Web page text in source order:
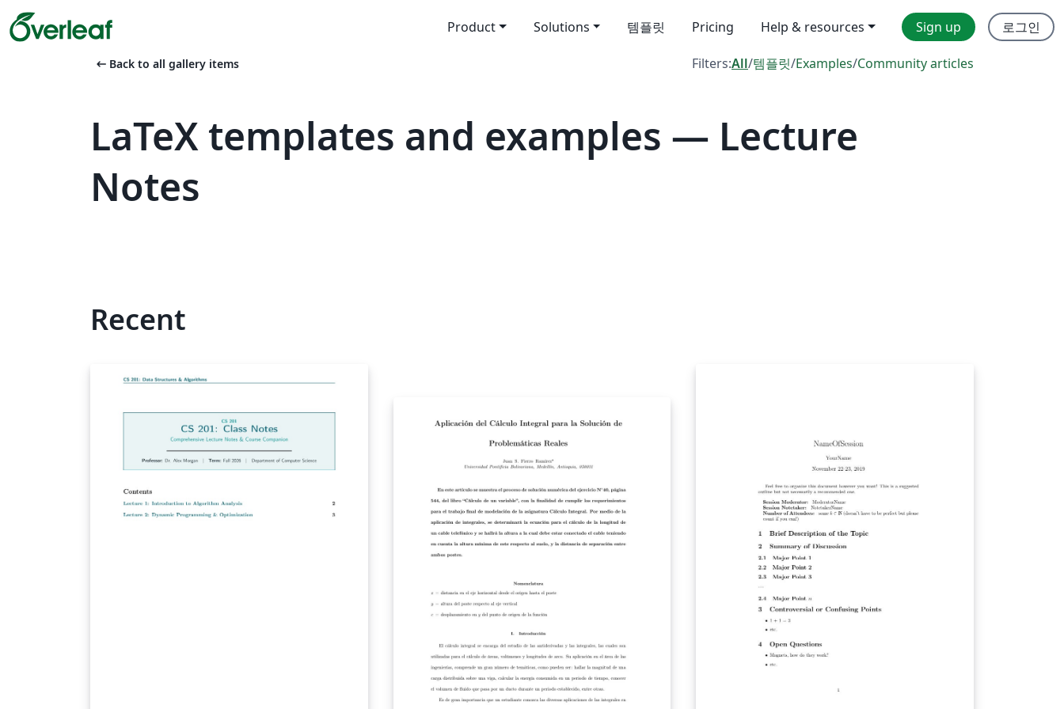
Product Solutions 템플릿 Pricing Help & resources Sign up 로그인
arrow_left_alt Back to all gallery items Filters:All/템플릿/Examples/Community articles
LaTeX templates and examples — Lecture
Notes
Recent